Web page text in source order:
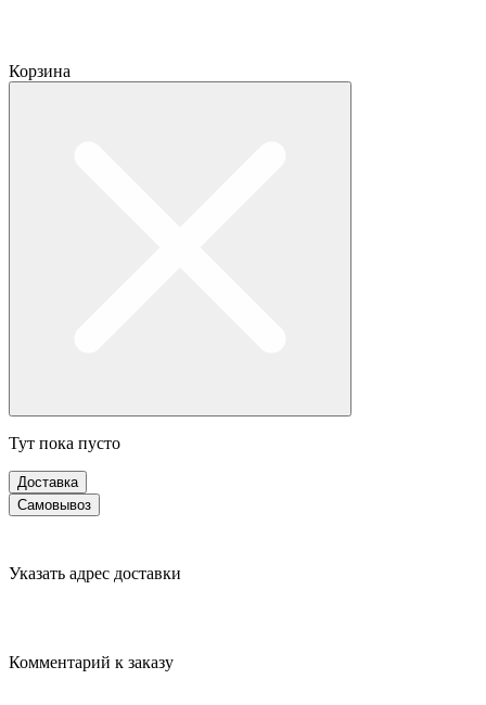
Корзина
Тут пока пусто
Доставка
Самовывоз
Указать адрес доставки
Комментарий к заказу